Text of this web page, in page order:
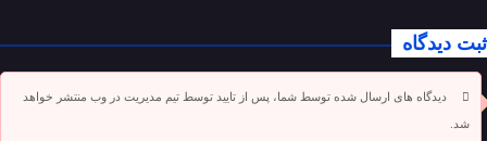
ثبت دیدگاه
دیدگاه های ارسال شده توسط شما، پس از تایید توسط تیم مدیریت در وب منتشر خواهد
شد.